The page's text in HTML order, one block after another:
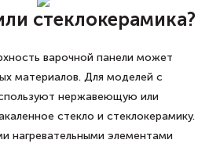
стеклокерамика?
варочной панели может
материалов. Для моделей с
нержавеющую или
стекло и стеклокерамику.
нагревательными элементами